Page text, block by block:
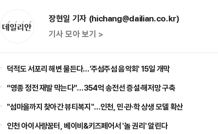
장현일 기자 (hichang@dailian.co.kr)
기사 모아 보기 >
덕적도 서포리 해변 물든다…'주섬주섬 음악회' 15일 개막
“영종 정전 재발 막는다”…354억 송전선 증설·해저망 구축
"섬마을까지 찾아간 뷰티복지"…인천, 민·관·학 상생 모델 확산
인천 아이사랑꿈터, 베이비&키즈페어서 '놀 권리' 알린다